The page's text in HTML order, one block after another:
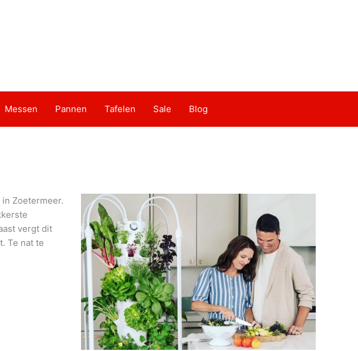
Messen Pannen Tafelen Sale Blog
Zoetermeer.
vergt dit
Te nat te